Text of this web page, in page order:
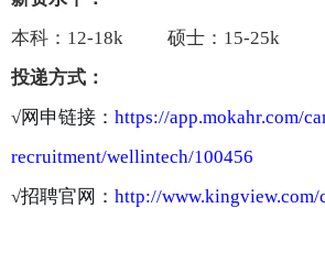
本科：12-18k 硕士：15-25k
投递方式：
√网申链接： https://app.mokahr.com/
recruitment/wellintech/100456
√招聘官网： http://www.kingview.com/